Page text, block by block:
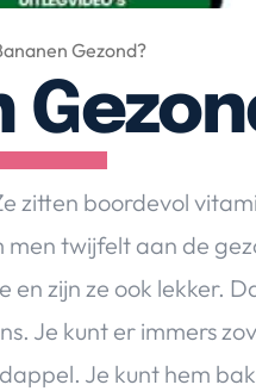
Gezond?
zitten boordevol
men twijfelt aan de
en zijn ze ook lekker.
Je kunt er immers
Je kunt hem